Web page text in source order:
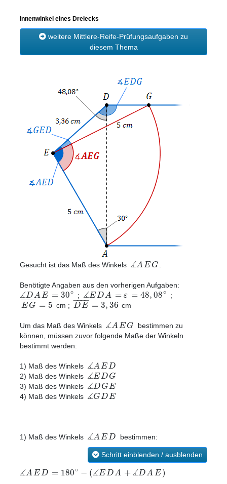
Innenwinkel eines Dreiecks
weitere Mittlere-Reife-Prüfungsaufgaben zu
diesem Thema
Gesucht ist das Maß des Winkels ∡AEG
Benötigte Angaben aus den vorherigen Aufgaben:
∡DAE =30∘ ; ∡EDA =ε =48,08∘ ;
EG
− −
−− = 5 cm ; DE
− −
−− =3,36 cm
Um das Maß des Winkels ∡AEG
bestimmen zu
können, müssen zuvor folgende Maße der Winkeln
bestimmt werden:
1) Maß des Winkels ∡AED
2) Maß des Winkels ∡EDG
3) Maß des Winkels ∡DGE
4) Maß des Winkels ∡GDE
1) Maß des Winkels ∡AED bestimmen:
Schritt einblenden / ausblenden
∡AED = 180∘ − (∡EDA +∡DAE)